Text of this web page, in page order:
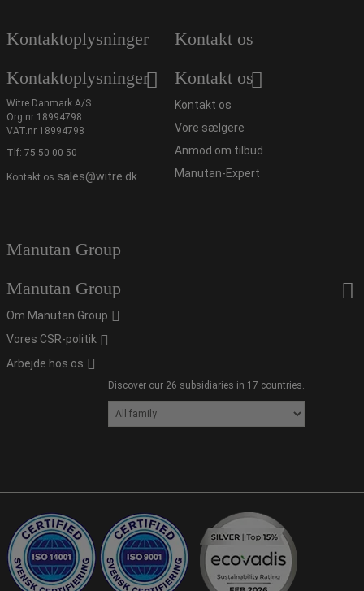
Kontaktoplysninger
Kontaktoplysninger
Witre Danmark A/S
Org.nr 18994798
VAT.nr 18994798
Tlf: 75 50 00 50
Kontakt os sales@witre.dk
Kontakt os
Kontakt os
Kontakt os
Vore sælgere
Anmod om tilbud
Manutan-Expert
Manutan Group
Manutan Group
Om Manutan Group
Vores CSR-politik
Arbejde hos os
Discover our 26 subsidiaries in 17 countries.